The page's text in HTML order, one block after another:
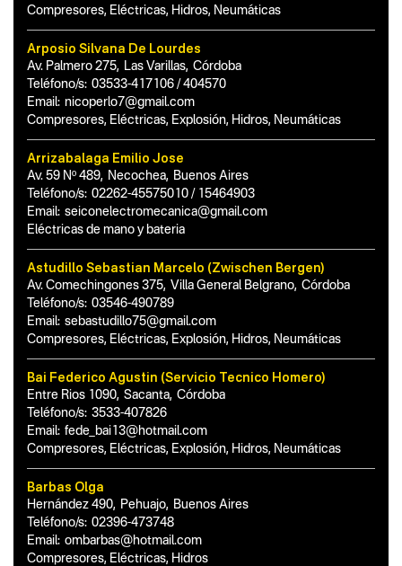
Compresores, Eléctricas, Hidros, Neumáticas
Arposio Silvana De Lourdes
Av. Palmero 275, Las Varillas, Córdoba
Teléfono/s: 03533-417106 / 404570
Email: nicoperlo7@gmail.com
Compresores, Eléctricas, Explosión, Hidros, Neumáticas
Arrizabalaga Emilio Jose
Av. 59 Nº 489, Necochea, Buenos Aires
Teléfono/s: 02262-45575010 / 15464903
Email: seiconelectromecanica@gmail.com
Eléctricas de mano y bateria
Astudillo Sebastian Marcelo (Zwischen Bergen)
Av. Comechingones 375, Villa General Belgrano, Córdoba
Teléfono/s: 03546-490789
Email: sebastudillo75@gmail.com
Compresores, Eléctricas, Explosión, Hidros, Neumáticas
Bai Federico Agustin (Servicio Tecnico Homero)
Entre Rios 1090, Sacanta, Córdoba
Teléfono/s: 3533-407826
Email: fede_bai13@hotmail.com
Compresores, Eléctricas, Explosión, Hidros, Neumáticas
Barbas Olga
Hernández 490, Pehuajo, Buenos Aires
Teléfono/s: 02396-473748
Email: ombarbas@hotmail.com
Compresores, Eléctricas, Hidros